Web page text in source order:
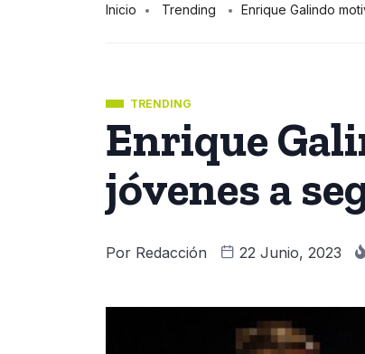
Inicio Trending Enrique Galindo
TRENDING
Enrique
jóvenes a
Por Redacción 22 Junio, 2023